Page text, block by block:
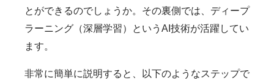
とができるのでしょうか。その裏側では、ディープ
ラーニング（深層学習）というAI技術が活躍してい
ます。
非常に簡単に説明すると、以下のようなステップで